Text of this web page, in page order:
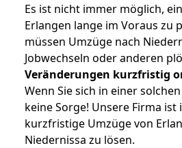
Es ist nicht immer möglich,
Erlangen lange im Voraus zu
müssen Umzüge nach
Jobwechseln oder anderen
Veränderungen kurzfristig
Wenn Sie sich in einer
keine Sorge! Unsere Firma ist
kurzfristige Umzüge von
Niedernissa zu lösen.